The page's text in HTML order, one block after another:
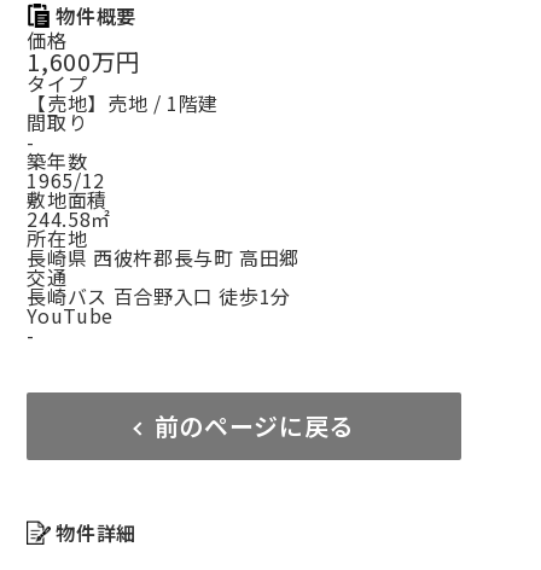
物件概要
価格
1,600万円
タイプ
【売地】売地 / 1階建
間取り
-
築年数
1965/12
敷地面積
244.58㎡
所在地
長崎県 西彼杵郡長与町 高田郷
交通
長崎バス 百合野入口 徒歩1分
YouTube
-
前のページに戻る
物件詳細